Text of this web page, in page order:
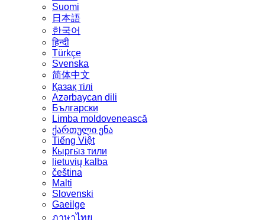
Suomi
日本語
한국어
हिन्दी
Türkçe
Svenska
简体中文
Қазақ тілі
Azərbaycan dili
Български
Limba moldovenească
ქართული ენა
Tiếng Việt
Кыргы́з тили
lietuvių kalba
čeština
Malti
Slovenski
Gaeilge
ภาษาไทย